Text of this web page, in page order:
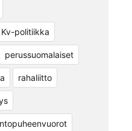
Kv-politiikka
perussuomalaiset
rahaliitto